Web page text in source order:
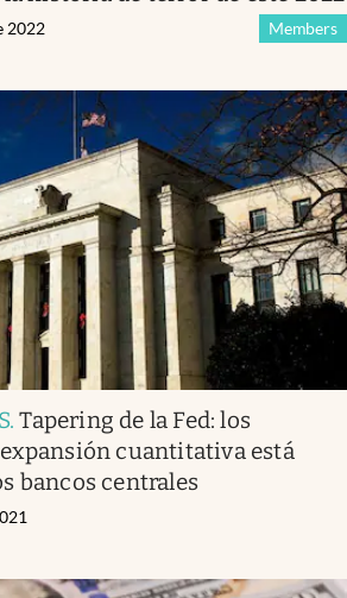
Members
2022
.Tapering de la Fed: los
cuantitativa está
bancos centrales